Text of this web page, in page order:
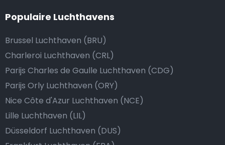
Populaire Luchthavens
Brussel Luchthaven (BRU)
Charleroi Luchthaven (CRL)
Parijs Charles de Gaulle Luchthaven (CDG)
Parijs Orly Luchthaven (ORY)
Nice Côte d'Azur Luchthaven (NCE)
Lille Luchthaven (LIL)
Düsseldorf Luchthaven (DUS)